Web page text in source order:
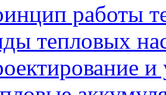
работы
тепловых
и